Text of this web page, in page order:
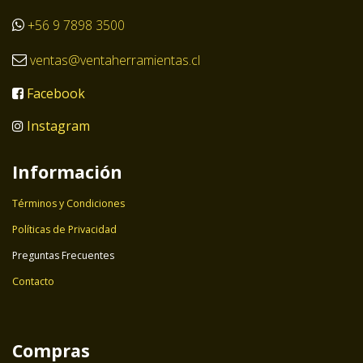
+56 9 7898 3500
ventas@ventaherramientas.cl
Facebook
Instagram
Información
Términos y Condiciones
Políticas de Privacidad
Preguntas Frecuentes
Contacto
Compras